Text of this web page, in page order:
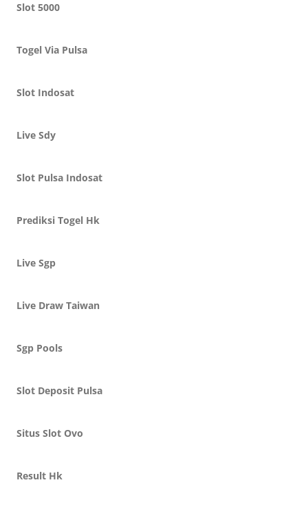
Slot 5000
Togel Via Pulsa
Slot Indosat
Live Sdy
Slot Pulsa Indosat
Prediksi Togel Hk
Live Sgp
Live Draw Taiwan
Sgp Pools
Slot Deposit Pulsa
Situs Slot Ovo
Result Hk